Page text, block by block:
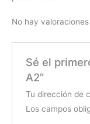
No hay
Sé el
A2”
Tu dirección de
Los campos